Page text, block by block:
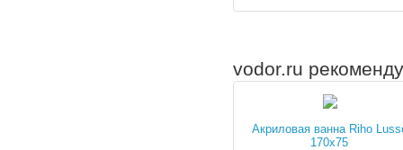
vodor.ru
Акриловая ванна Riho
170x75